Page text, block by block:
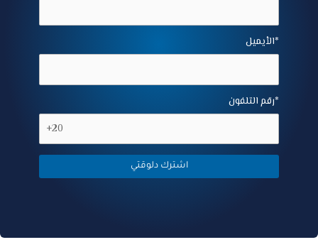
الأيميل*
رقم التلفون*